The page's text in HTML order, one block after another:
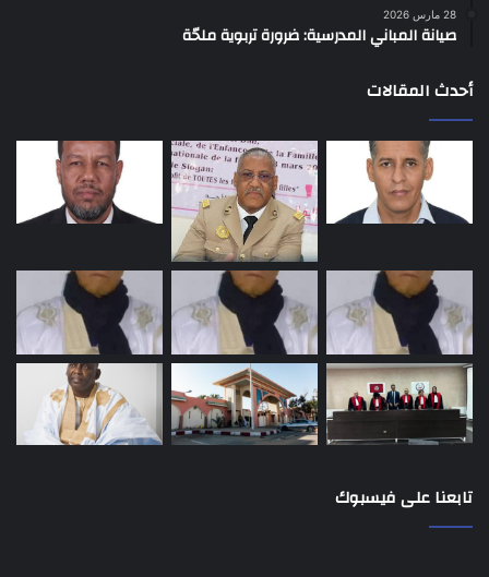
28 مارس 2026
صيانة المباني المدرسية: ضرورة تربوية ملحّة
أحدث المقالات
تابعنا على فيسبوك